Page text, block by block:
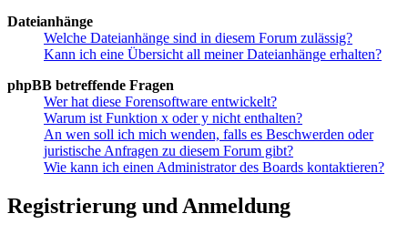
Dateianhänge
Welche Dateianhänge sind in diesem Forum zulässig?
Kann ich eine Übersicht all meiner Dateianhänge erhalten?
phpBB betreffende Fragen
Wer hat diese Forensoftware entwickelt?
Warum ist Funktion x oder y nicht enthalten?
An wen soll ich mich wenden, falls es Beschwerden oder
juristische Anfragen zu diesem Forum gibt?
Wie kann ich einen Administrator des Boards kontaktieren?
Registrierung und Anmeldung